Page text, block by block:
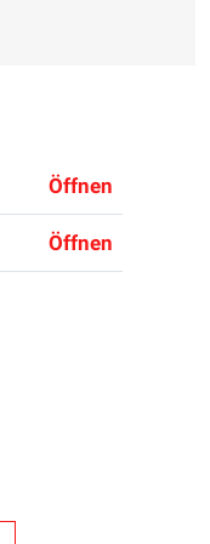
Öffnen
Öffnen